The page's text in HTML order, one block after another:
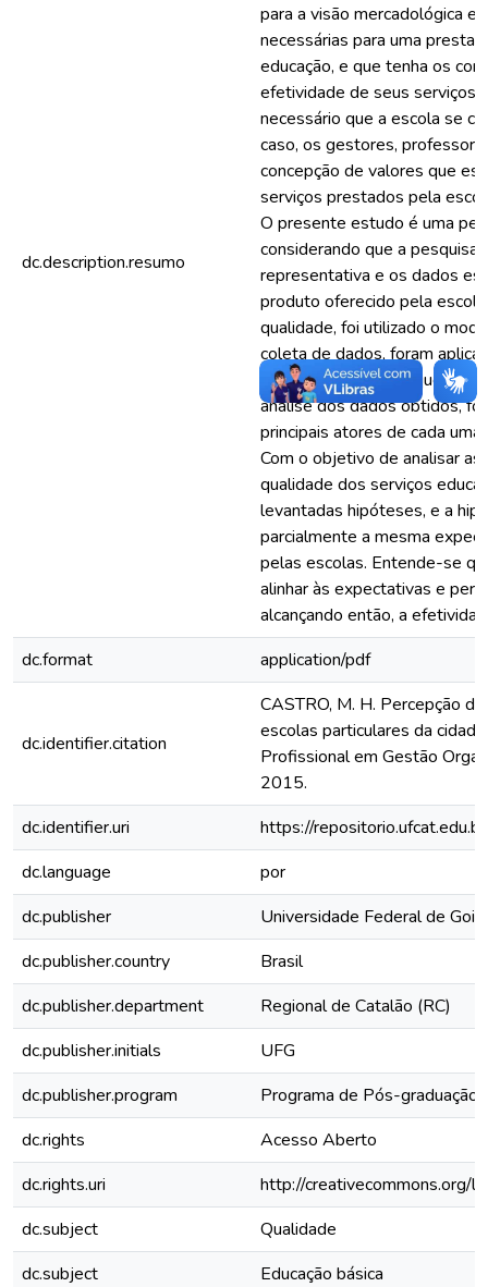
dc.description.resumo
para a visão mercadológica
necessárias para uma
educação, e que tenha os
efetividade de seus
necessário que a escola se
caso, os gestores,
concepção de valores que
serviços prestados pela
O presente estudo é uma
considerando que a
representativa e os dados
produto oferecido pela
qualidade, foi utilizado o
coleta de dados, foram
referida escala, com
análise dos dados obtidos,
principais atores de cada
Com o objetivo de analisar
qualidade dos serviços
levantadas hipóteses, e a
parcialmente a mesma
pelas escolas. Entende-se
alinhar às expectativas e
alcançando então, a
dc.format
application/pdf
dc.identifier.citation
CASTRO, M. H. Percepção
escolas particulares da
Profissional em Gestão
2015.
dc.identifier.uri
https://
dc.language
por
dc.publisher
Universidade Federal de
dc.publisher.country
Brasil
dc.publisher.department
Regional de Catalão (RC)
dc.publisher.initials
UFG
dc.publisher.program
Programa de Pós-graduação
dc.rights
Acesso Aberto
dc.rights.uri
http://creativecommons.org/
dc.subject
Qualidade
dc.subject
Educação básica